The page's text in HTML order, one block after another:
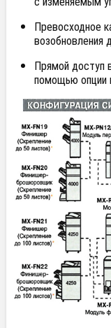
Превосходное
возобновления
Прямой доступ
помощью опции